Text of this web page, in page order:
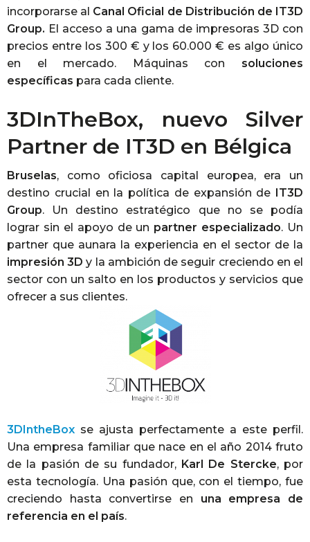
incorporarse al Canal Oficial de Distribución de IT3D
Group. El acceso a una gama de impresoras 3D con
precios entre los 300 € y los 60.000 € es algo único
en el mercado. Máquinas con soluciones
específicas para cada cliente.
3DInTheBox, nuevo Silver
Partner de IT3D en Bélgica
Bruselas, como oficiosa capital europea, era un
destino crucial en la política de expansión de IT3D
Group. Un destino estratégico que no se podía
lograr sin el apoyo de un partner especializado. Un
partner que aunara la experiencia en el sector de la
impresión 3D y la ambición de seguir creciendo en el
sector con un salto en los productos y servicios que
ofrecer a sus clientes.
3DIntheBox se ajusta perfectamente a este perfil.
Una empresa familiar que nace en el año 2014 fruto
de la pasión de su fundador, Karl De Stercke, por
esta tecnología. Una pasión que, con el tiempo, fue
creciendo hasta convertirse en una empresa de
referencia en el país.